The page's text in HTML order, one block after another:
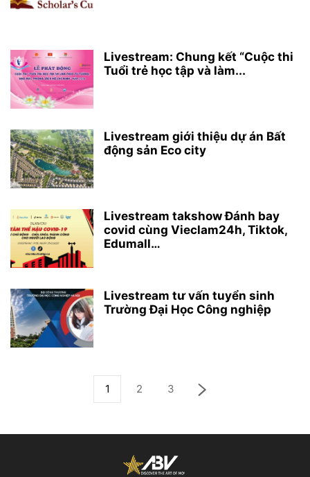
Livestream: Chung kết “Cuộc thi
Tuổi trẻ học tập và làm...
Livestream giới thiệu dự án Bất
động sản Eco city
Livestream takshow Đánh bay
covid cùng Vieclam24h, Tiktok,
Edumall…
Livestream tư vấn tuyển sinh
Trường Đại Học Công nghiệp
1 2 3